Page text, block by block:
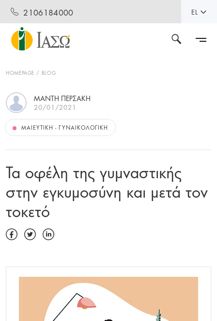
2106184000 EL
HOMEPAGE BLOG
ΜΆΝΤΗ ΠΕΡΣΆΚΗ
20/01/2021
ΜΑΙΕΥΤΙΚΉ - ΓΥΝΑΙΚΟΛΟΓΙΚΉ
Τα οφέλη της γυμναστικής
στην εγκυμοσύνη και μετά τον
τοκετό